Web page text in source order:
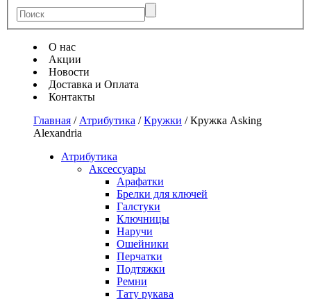
О нас
Акции
Новости
Доставка и Оплата
Контакты
Главная / Атрибутика /Кружки /Кружка Asking
Alexandria
Атрибутика
Аксессуары
Арафатки
Брелки для ключей
Галстуки
Ключницы
Наручи
Ошейники
Перчатки
Подтяжки
Ремни
Тату рукава